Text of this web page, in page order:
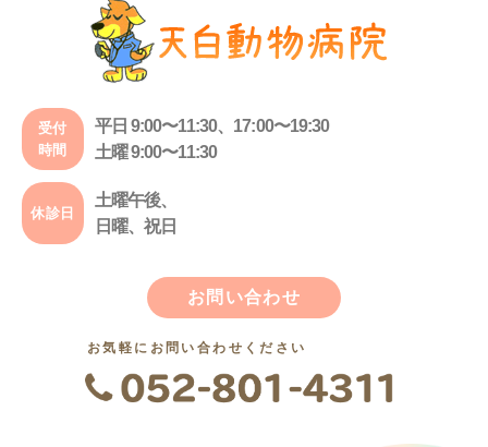
受付
時間
平日 9:00〜11:30、17:00〜19:30
土曜 9:00〜11:30
休診日
土曜午後、
日曜、祝日
お問い合わせ
お気軽にお問い合わせください